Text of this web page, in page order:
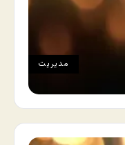
مديريت